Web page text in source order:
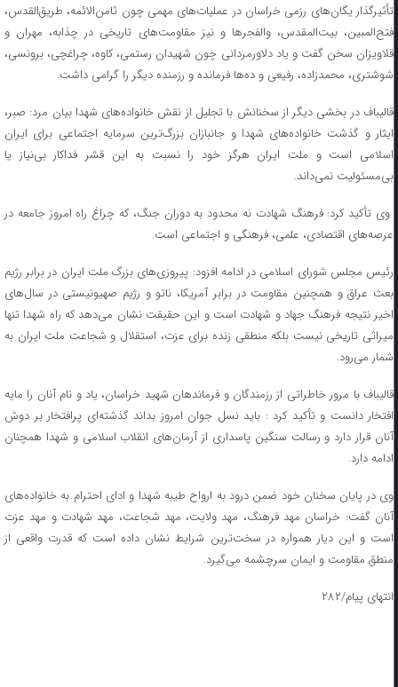
تأثیرگذار یگان‌های رزمی خراسان در عملیات‌های مهمی چون ثامن‌الائمه، طریق‌القدس،
فتح‌المبین، بیت‌المقدس، والفجرها و نیز مقاومت‌های تاریخی در چذابه، مهران و
قلاویزان سخن گفت و یاد دلاورمردانی چون شهیدان رستمی، کاوه، چراغچی، برونسی،
شوشتری، محمدزاده، رفیعی و ده‌ها فرمانده و رزمنده دیگر را گرامی داشت.
قالیباف در بخشی دیگر از سخنانش با تجلیل از نقش خانواده‌های شهدا بیان مرد: صبر،
ایثار و گذشت خانواده‌های شهدا و جانبازان بزرگ‌ترین سرمایه اجتماعی برای ایران
اسلامی است و ملت ایران هرگز خود را نسبت به این قشر فداکار بی‌نیاز یا
بی‌مسئولیت نمی‌داند.
وی تأکید کرد: فرهنگ شهادت نه محدود به دوران جنگ، که چراغ راه امروز جامعه در
عرصه‌های اقتصادی، علمی، فرهنگی و اجتماعی است.
رئیس مجلس شورای اسلامی در ادامه افزود: پیروزی‌های بزرگ ملت ایران در برابر رژیم
بعث عراق و همچنین مقاومت در برابر آمریکا، ناتو و رژیم صهیونیستی در سال‌های
اخیر نتیجه فرهنگ جهاد و شهادت است و این حقیقت نشان می‌دهد که راه شهدا تنها
میراثی تاریخی نیست بلکه منطقی زنده برای عزت، استقلال و شجاعت ملت ایران به
شمار می‌رود.
قالیباف با مرور خاطراتی از رزمندگان و فرماندهان شهید خراسان، یاد و نام آنان را مایه
افتخار دانست و تأکید کرد : باید نسل جوان امروز بداند گذشته‌ای پرافتخار بر دوش
آنان قرار دارد و رسالت سنگین پاسداری از آرمان‌های انقلاب اسلامی و شهدا همچنان
ادامه دارد.
وی در پایان سخنان خود ضمن درود به ارواح طیبه شهدا و ادای احترام به خانواده‌های
آنان گفت: خراسان مهد فرهنگ، مهد ولایت، مهد شجاعت، مهد شهادت و مهد عزت
است و این دیار همواره در سخت‌ترین شرایط نشان داده است که قدرت واقعی از
منطق مقاومت و ایمان سرچشمه می‌گیرد.
انتهای پیام/۲۸۲